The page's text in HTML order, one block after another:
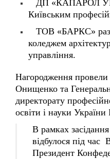
ТОВ «БАРКС»
коледжем
управління.
Нагородження
директорату
освіти і науки
В рамках
відбулося під час
Президент
зазначив: «Нас
сьогодні наш захід